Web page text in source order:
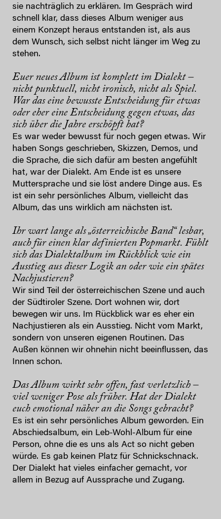
sie nachträglich zu erklären. Im Gespräch wird
schnell klar, dass dieses Album weniger aus
einem Konzept heraus entstanden ist, als aus
dem Wunsch, sich selbst nicht länger im Weg zu
stehen.
Euer neues Album ist komplett im Dialekt –
nicht punktuell, nicht ironisch, nicht als Spiel.
War das eine bewusste Entscheidung für etwas
oder eher eine Entscheidung gegen etwas, das
sich über die Jahre erschöpft hat?
Es war weder bewusst für noch gegen etwas. Wir
haben Songs geschrieben, Skizzen, Demos, und
die Sprache, die sich dafür am besten angefühlt
hat, war der Dialekt. Am Ende ist es unsere
Muttersprache und sie löst andere Dinge aus. Es
ist ein sehr persönliches Album, vielleicht das
Album, das uns wirklich am nächsten ist.
Ihr wart lange als „österreichische Band“ lesbar,
auch für einen klar definierten Popmarkt. Fühlt
sich das Dialektalbum im Rückblick wie ein
Ausstieg aus dieser Logik an oder wie ein spätes
Nachjustieren?
Wir sind Teil der österreichischen Szene und auch
der Südtiroler Szene. Dort wohnen wir, dort
bewegen wir uns. Im Rückblick war es eher ein
Nachjustieren als ein Ausstieg. Nicht vom Markt,
sondern von unseren eigenen Routinen. Das
Außen können wir ohnehin nicht beeinflussen, das
Innen schon.
Das Album wirkt sehr offen, fast verletzlich –
viel weniger Pose als früher. Hat der Dialekt
euch emotional näher an die Songs gebracht?
Es ist ein sehr persönliches Album geworden. Ein
Abschiedsalbum, ein Leb-Wohl-Album für eine
Person, ohne die es uns als Act so nicht geben
würde. Es gab keinen Platz für Schnickschnack.
Der Dialekt hat vieles einfacher gemacht, vor
allem in Bezug auf Aussprache und Zugang.